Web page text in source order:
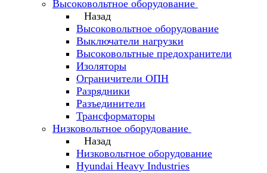
Высоковольтное оборудование
Назад
Высоковольтное оборудование
Выключатели нагрузки
Высоковольтные предохранители
Изоляторы
Ограничители ОПН
Разрядники
Разъединители
Трансформаторы
Низковольтное оборудование
Назад
Низковольтное оборудование
Hyundai Heavy Industries